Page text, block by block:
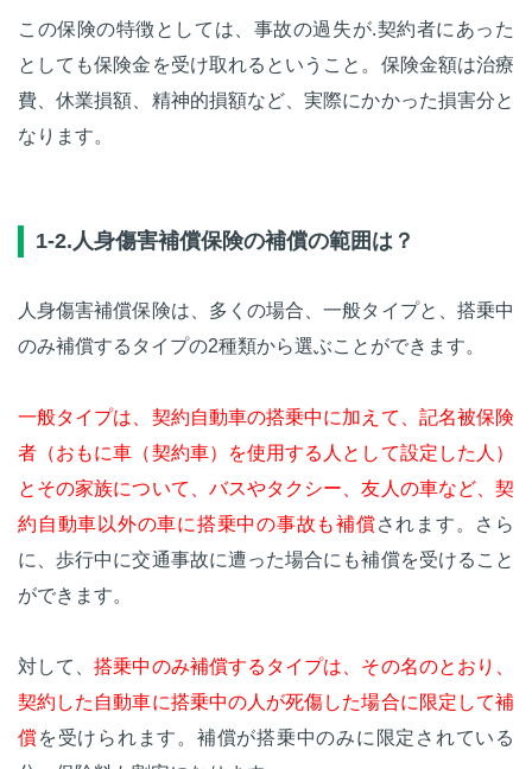
この保険の特徴としては、事故の過失が.契約者にあった
としても保険金を受け取れるということ。保険金額は治療
費、休業損額、精神的損額など、実際にかかった損害分と
なります。
1-2.人身傷害補償保険の補償の範囲は？
人身傷害補償保険は、多くの場合、一般タイプと、搭乗中
のみ補償するタイプの2種類から選ぶことができます。
一般タイプは、契約自動車の搭乗中に加えて、記名被保険
者（おもに車（契約車）を使用する人として設定した人）
とその家族について、バスやタクシー、友人の車など、契
約自動車以外の車に搭乗中の事故も補償されます。さら
に、歩行中に交通事故に遭った場合にも補償を受けること
ができます。
対して、搭乗中のみ補償するタイプは、その名のとおり、
契約した自動車に搭乗中の人が死傷した場合に限定して補
償を受けられます。補償が搭乗中のみに限定されている